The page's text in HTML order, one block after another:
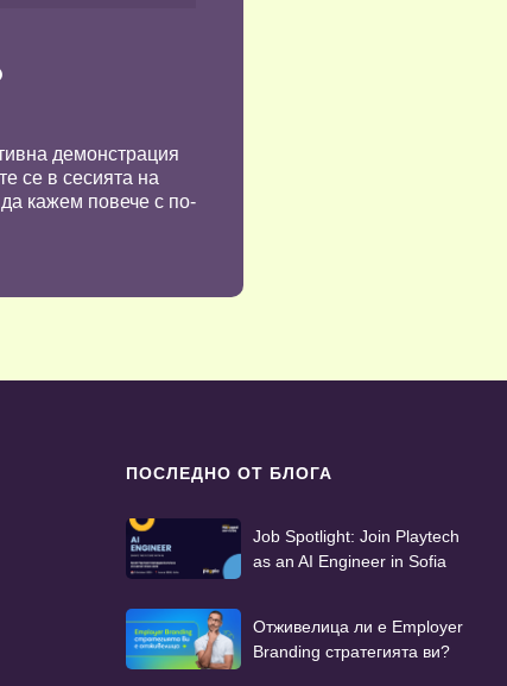
демонстрация
се в сесията на
кажем повече с по-
ПОСЛЕДНО ОТ БЛОГА
Job Spotlight: Join Playtech
as an AI Engineer in Sofia
Отживелица ли е Employer
Branding стратегията ви?